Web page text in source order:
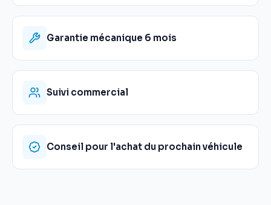
Garantie mécanique 6 mois
Suivi commercial
Conseil pour l'achat du prochain véhicule